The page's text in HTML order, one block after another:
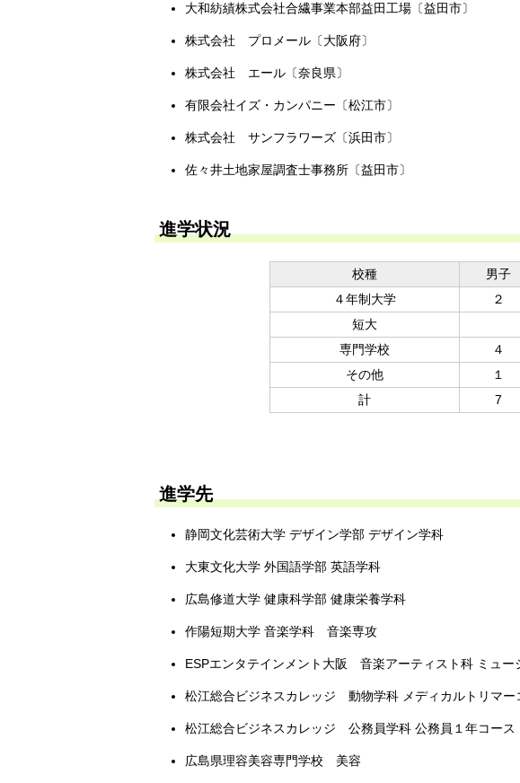
大和紡績株式会社合繊事業本部益田工場〔益田市〕
株式会社 プロメール〔大阪府〕
株式会社 エール〔奈良県〕
有限会社イズ・カンパニー〔松江市〕
株式会社 サンフラワーズ〔浜田市〕
佐々井土地家屋調査士事務所〔益田市〕
進学状況
校種 男子
４年制大学
２
短大
専門学校
４
その他
１
計
7
進学先
静岡文化芸術大学 デザイン学部 デザイン学科
大東文化大学 外国語学部 英語学科
広島修道大学 健康科学部 健康栄養学科
作陽短期大学 音楽学科 音楽専攻
ESPエンタテインメント大阪 音楽アーティスト科 ミュー
松江総合ビジネスカレッジ 動物学科 メディカルトリマー
松江総合ビジネスカレッジ 公務員学科 公務員１年コース
広島県理容美容専門学校 美容